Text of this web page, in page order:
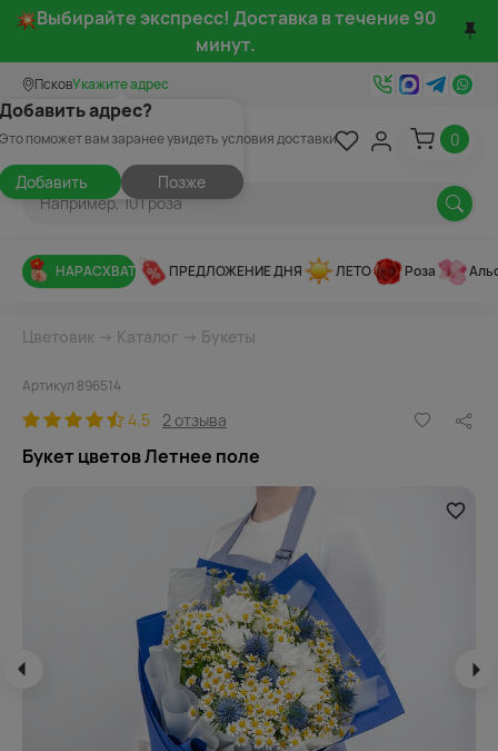
Выбирайте экспресс! Доставка в течение 90
минут.
ПсковУкажите адрес
адрес?
поможет вам заранее увидеть условия доставки
Добавить Позже
0
НАРАСХВАТ ПРЕДЛОЖЕНИЕ ДНЯ ЛЕТО Роза
Цветовик → Каталог → Букеты
Артикул 896514
4.5 2 отзыва
Букет цветов Летнее поле